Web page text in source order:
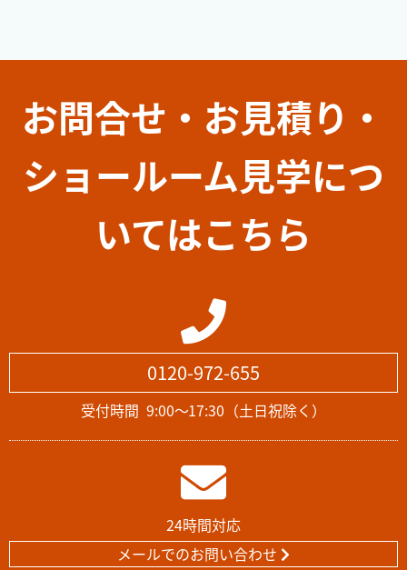
お問合せ・お見積り・
ショールーム見学につ
いてはこちら
0120-972-655
受付時間 9:00～17:30（土日祝除く）
24時間対応
メールでのお問い合わせ